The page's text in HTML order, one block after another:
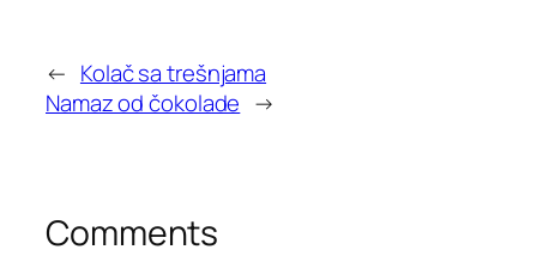
← Kolač sa trešnjama
Namaz od čokolade →
Comments